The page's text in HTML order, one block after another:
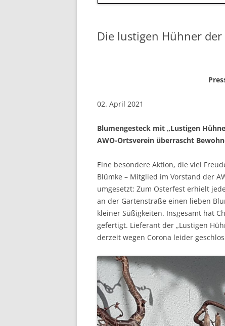
Die lustigen Hühner der
02. April 2021
Blumengesteck mit „Lustigen
AWO-Ortsverein überrascht
Eine besondere Aktion, die viel
Blümke – Mitglied im Vorstand der
umgesetzt: Zum Osterfest erhielt
an der Gartenstraße einen lieben
kleiner Süßigkeiten. Insgesamt hat
gefertigt. Lieferant der „Lustigen
derzeit wegen Corona leider